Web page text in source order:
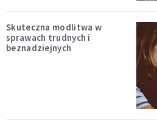
Skuteczna modlitwa w
sprawach trudnych i
beznadziejnych